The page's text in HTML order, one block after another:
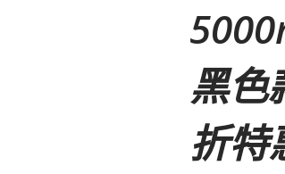
黑色
折特